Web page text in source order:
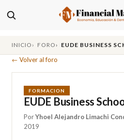
INICIO FORO EUDE BUSINESS
← Volver al foro
FORMACION
EUDE Business
PorYhoel Alejandro Limachi
2019